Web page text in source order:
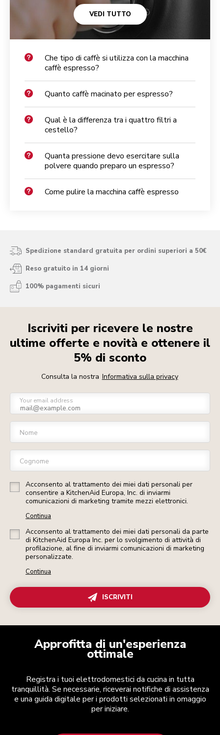
VEDI TUTTO
Che tipo di caffè si utilizza con la macchina
caffè espresso?
Quanto caffè macinato per espresso?
Qual è la differenza tra i quattro filtri a
cestello?
Quanta pressione devo esercitare sulla
polvere quando preparo un espresso?
Come pulire la macchina caffè espresso
Spedizione standard gratuita per ordini superiori a 50€
Reso gratuito in 14 giorni
100% pagamenti sicuri
Iscriviti per ricevere le nostre
ultime offerte e novità e ottenere il
5% di sconto
Consulta la nostra Informativa sulla privacy
Your email address
Nome
Cognome
Acconsento al trattamento dei miei dati personali per
consentire a KitchenAid Europa, Inc. di inviarmi
comunicazioni di marketing tramite mezzi elettronici.
Continua
Acconsento al trattamento dei miei dati personali da parte
di KitchenAid Europa Inc. per lo svolgimento di attività di
profilazione, al fine di inviarmi comunicazioni di marketing
personalizzate.
Continua
ISCRIVITI
Approfitta di un'esperienza
ottimale
Registra i tuoi elettrodomestici da cucina in tutta
tranquillità. Se necessarie, riceverai notifiche di assistenza
e una guida digitale per i prodotti selezionati in omaggio
per iniziare.